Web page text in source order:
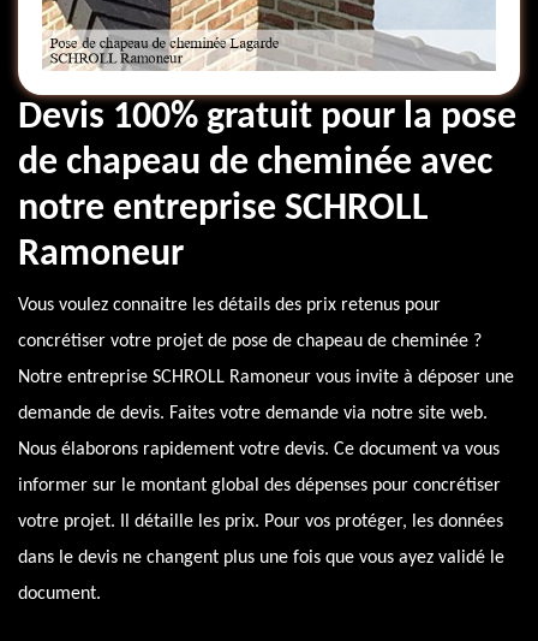
Devis 100% gratuit pour la pose
de chapeau de cheminée avec
notre entreprise SCHROLL
Ramoneur
Vous voulez connaitre les détails des prix retenus pour
concrétiser votre projet de pose de chapeau de cheminée ?
Notre entreprise SCHROLL Ramoneur vous invite à déposer une
demande de devis. Faites votre demande via notre site web.
Nous élaborons rapidement votre devis. Ce document va vous
informer sur le montant global des dépenses pour concrétiser
votre projet. Il détaille les prix. Pour vos protéger, les données
dans le devis ne changent plus une fois que vous ayez validé le
document.